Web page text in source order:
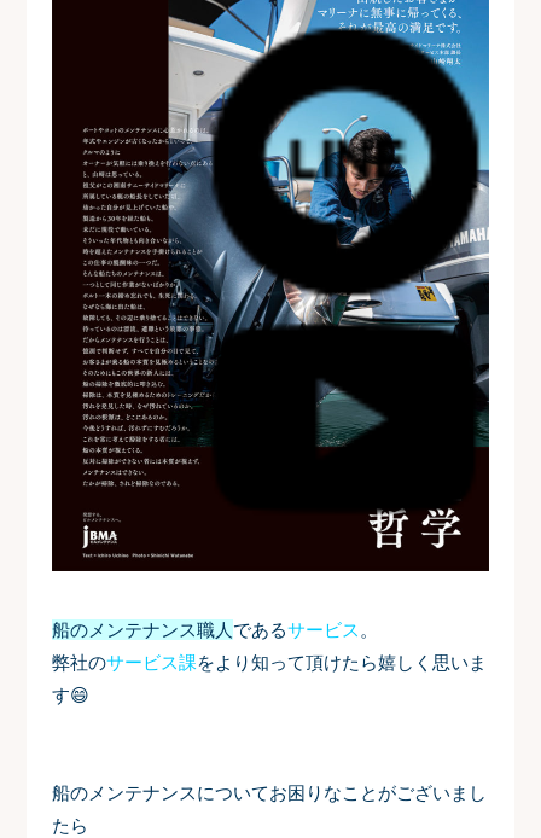
船のメンテナンス職人 であるサービス 。
弊社のサービス課をより知って頂けたら嬉しく思いま
す😄
船のメンテナンスについてお困りなことがございまし
たら